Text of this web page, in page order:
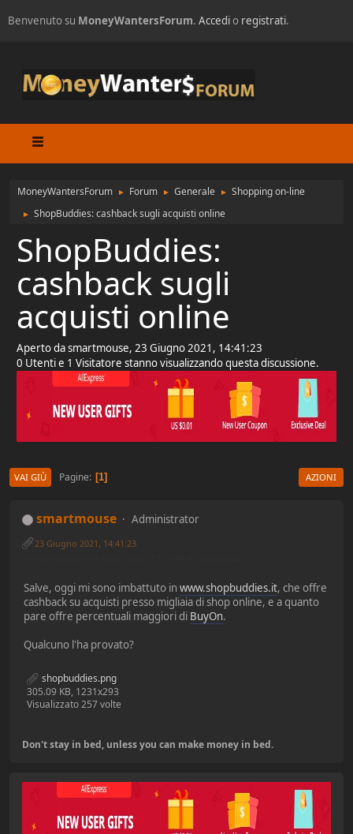
Benvenuto su MoneyWantersForum. Accedio registrati.
MoneyWantersForum ► Forum ► Generale ► Shopping on-line
► ShopBuddies: cashback sugli acquisti online
ShopBuddies:
cashback sugli
acquisti online
Aperto da smartmouse, 23 Giugno 2021, 14:41:23
0 Utenti e 1 Visitatore stanno visualizzando questa discussione.
VAI GIÙ Pagine 1 AZIONI
smartmouse Administrator
23 Giugno 2021, 14:41:23
Salve, oggi mi sono imbattuto in www.shopbuddies.it, che offre
cashback su acquisti presso migliaia di shop online, e a quanto
pare offre percentuali maggiori di BuyOn.
Qualcuno l'ha provato?
shopbuddies.png
305.09 KB, 1231x293
Visualizzato 257 volte
Don't stay in bed, unless you can make money in bed.